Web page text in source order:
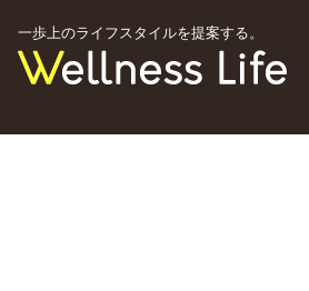
一歩上のライフスタイルを提案する。